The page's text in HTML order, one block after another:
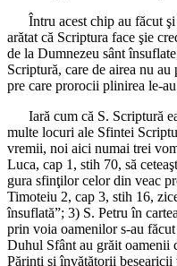
Întru acest chip au făcut
arătat că Scriptura face şie
de la Dumnezeu sânt
Scriptură, care de airea nu
pre care prorocii plinirea le-
Iară cum că S. Scriptură
multe locuri ale Sfintei
vremii, noi aici numai trei
Luca, cap 1, stih 70, să
gura sfinţilor celor din veac
Timoteiu 2, cap 3, stih 16,
însuflată”; 3) S. Petru în
prin voia oamenilor s-au
Duhul Sfânt au grăit oamenii
Părinţi şi învăţătorii